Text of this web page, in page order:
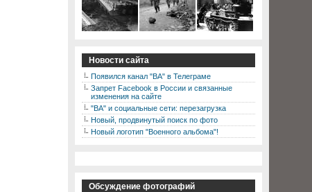
Новости сайта
Появился канал "ВА" в Телеграме
Запрет Facebook в России и связанные
изменения на сайте
"ВА" и социальные сети: перезагрузка
Новый, продвинутый поиск по фото
Новый логотип "Военного альбома"!
Обсуждение фотографий